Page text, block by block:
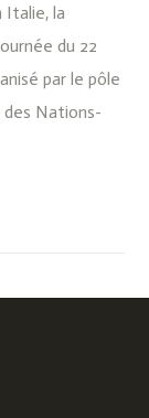
Italie, la
du 22
par le pôle
Nations-